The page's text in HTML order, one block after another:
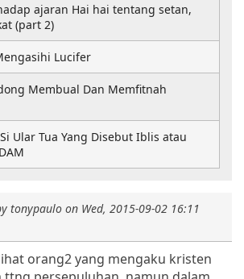
tonypaulo on Wed, 2015-09-02 16:11
orang2 yang mengaku kristen
ajaran Hai hai tentang setan,
(part 2)
Lucifer
Membual Dan Memfitnah
Ular Tua Yang Disebut Iblis atau